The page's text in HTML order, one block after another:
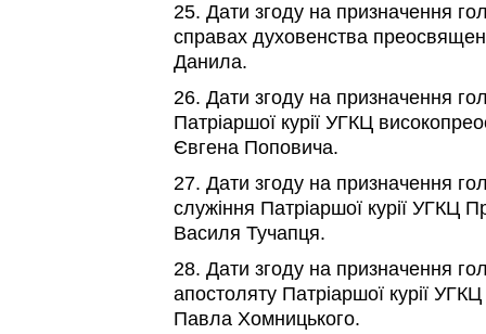
25. Дати згоду на призначення
справах духовенства
Данила.
26. Дати згоду на призначення
Патріаршої курії УГКЦ
Євгена Поповича.
27. Дати згоду на призначення
служіння Патріаршої курії УГКЦ
Василя Тучапця.
28. Дати згоду на призначення
апостоляту Патріаршої курії
Павла Хомницького.